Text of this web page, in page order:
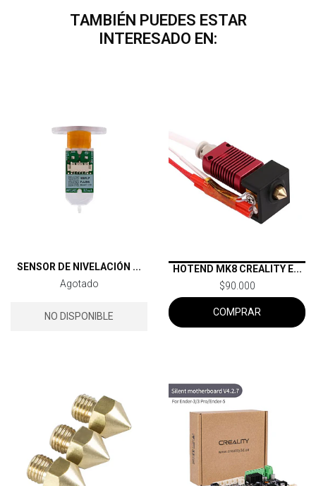
TAMBIÉN PUEDES ESTAR
INTERESADO EN:
SENSOR DE NIVELACIÓN ...
Agotado
NO DISPONIBLE
HOTEND MK8 CREALITY E...
$90.000
COMPRAR